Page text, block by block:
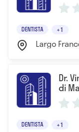
DENTISTA +1
Largo
Dr.
di
DENTISTA +1